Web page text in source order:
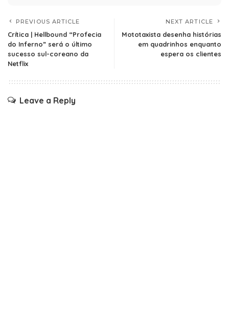
PREVIOUS ARTICLE
Crítica | Hellbound “Profecia
do Inferno” será o último
sucesso sul-coreano da
Netflix
NEXT ARTICLE
Mototaxista desenha histórias
em quadrinhos enquanto
espera os clientes
Leave a Reply